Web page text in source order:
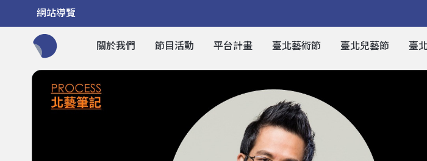
網站導覽
關於我們 節目活動 平台計畫 臺北藝術節 臺北兒藝節 臺